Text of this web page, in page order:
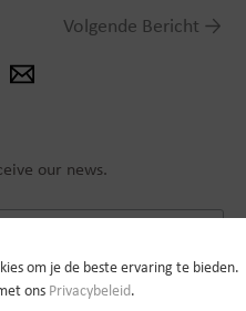
om je de beste ervaring te bieden.
ons Privacybeleid.
Volgende Bericht →
our news.